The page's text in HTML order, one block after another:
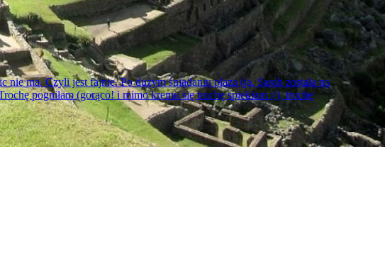
ma. Czyli jest fajnie. Po dużym śniadaniu plaża (ja, Sarah została na
pogniłam (gorąco! i mimo kremu się trochę spiekłam :(), trochę